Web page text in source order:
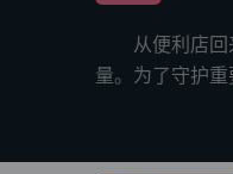
从便利店回来
量。为了守护